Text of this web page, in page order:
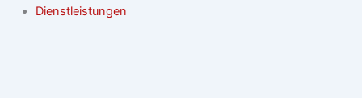
Dienstleistungen